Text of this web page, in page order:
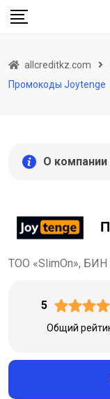
Skip
allcreditkz.com
Промокоды Joytenge
О компании
ТОО «SlimOn», БИН
5
Общий